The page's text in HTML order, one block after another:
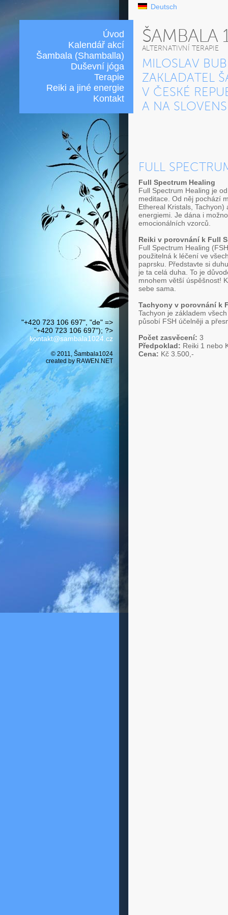
Úvod
Kalendář akcí
Šambala (Shamballa)
Duševní jóga
Terapie
Reiki a jiné energie
Kontakt
Deutsch
ŠAMBALA
ALTERNATIVNÍ TERAPIE
MILOSLAV
ZAKLADATEL
V ČESKÉ
A NA
FULL
Full Spectrum Healing
Full Spectrum Healing je
meditace. Od něj pochází
Ethereal Kristals,
energiemi. Je dána i
emocionálních vzorců.
Reiki v porovnání k Full
Full Spectrum Healing
použitelná k léčení ve
paprsku. Představte si
je ta celá duha. To je
mnohem větší úspěšnost!
sebe sama.
Tachyony v porovnání k
Tachyon je základem
působí FSH účelněji a
Počet zasvěcení: 3
Předpoklad: Reiki 1 nebo
Cena: Kč 3.500,-
"+420 723 106 697", "de" =>
"+420 723 106 697"); ?>
kontakt@sambala1024.cz
© 2011, Šambala1024
created by RAWEN.NET